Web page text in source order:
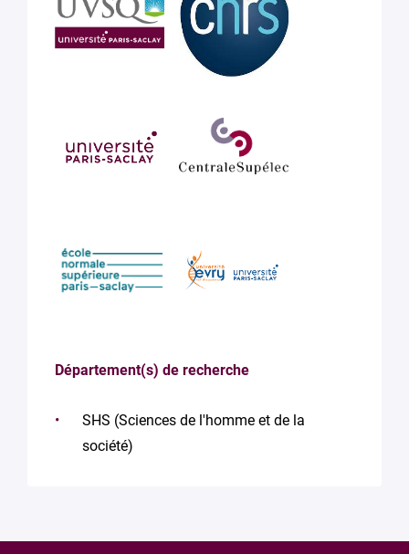
Département(s) de recherche
SHS (Sciences de l'homme et de la
société)